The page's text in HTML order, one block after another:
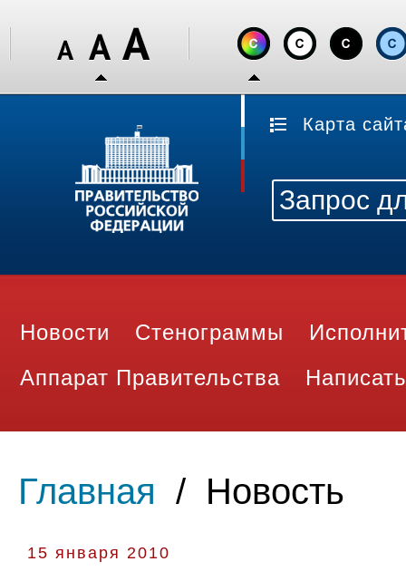
Карта
Новости Стенограммы
Аппарат Правительства
Главная / Новость
15 января 2010